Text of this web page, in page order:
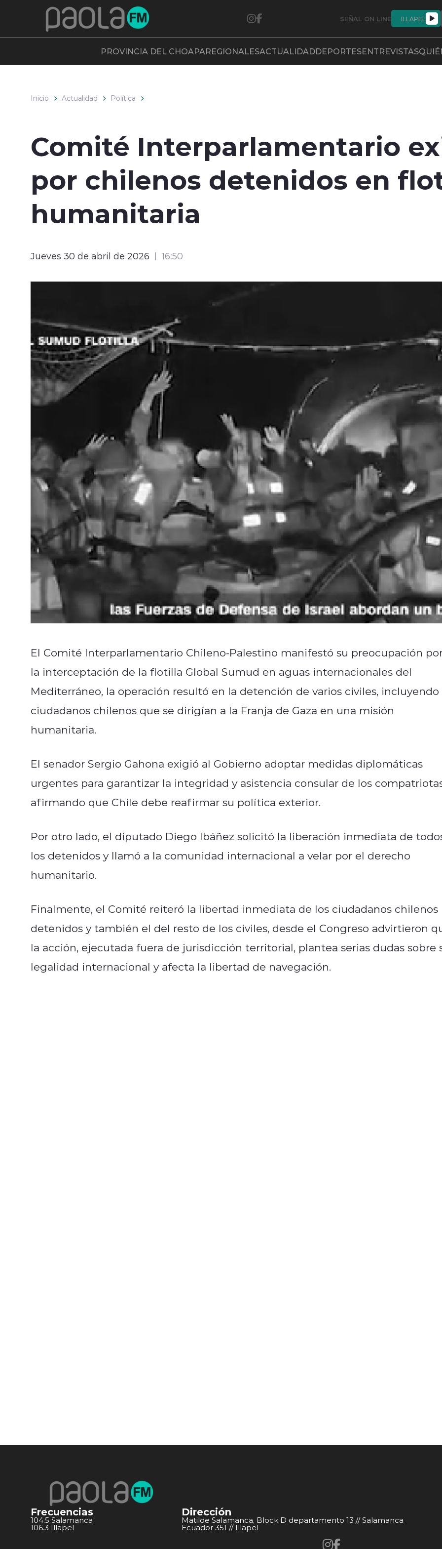
SEÑAL ON LINE ILLAPEL
PROVINCIA DEL CHOAPAREGIONALESACTUALIDADDEPORTESENTREVISTAS
Inicio Actualidad Política
Comité Interparlamentario
por chilenos detenidos en
humanitaria
Jueves 30 de abril de 2026 16:50
El Comité Interparlamentario Chileno-Palestino manifestó su preocupación
la interceptación de la flotilla Global Sumud en aguas internacionales del
Mediterráneo, la operación resultó en la detención de varios civiles, incluyendo
ciudadanos chilenos que se dirigían a la Franja de Gaza en una misión
humanitaria.
El senador Sergio Gahona exigió al Gobierno adoptar medidas diplomáticas
urgentes para garantizar la integridad y asistencia consular de los
afirmando que Chile debe reafirmar su política exterior.
Por otro lado, el diputado Diego Ibáñez solicitó la liberación inmediata de
los detenidos y llamó a la comunidad internacional a velar por el derecho
humanitario.
Finalmente, el Comité reiteró la libertad inmediata de los ciudadanos chilenos
detenidos y también el del resto de los civiles, desde el Congreso advirtieron
la acción, ejecutada fuera de jurisdicción territorial, plantea serias dudas sobre
legalidad internacional y afecta la libertad de navegación.
Frecuencias
104.5 Salamanca
106.3 Illapel
Dirección
Matilde Salamanca, Block D departamento 13 // Salamanca
Ecuador 351 // Illapel